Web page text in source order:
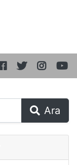
Ara